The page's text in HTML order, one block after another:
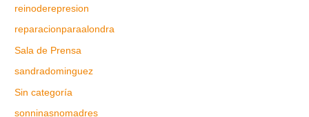
reinoderepresion
reparacionparaalondra
Sala de Prensa
sandradominguez
Sin categoría
sonninasnomadres